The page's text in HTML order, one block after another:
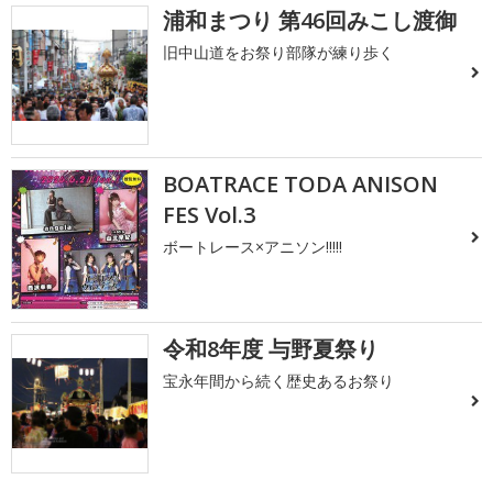
浦和まつり 第46回みこし渡御
旧中山道をお祭り部隊が練り歩く
BOATRACE TODA ANISON
FES Vol.3
ボートレース×アニソン!!!!!
令和8年度 与野夏祭り
宝永年間から続く歴史あるお祭り